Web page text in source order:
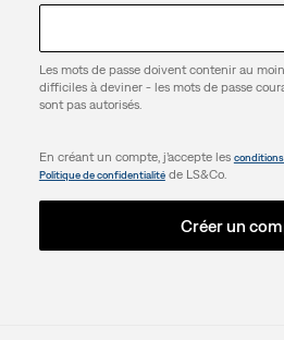
Les mots de passe doivent contenir au
difficiles à deviner - les mots de passe
sont pas autorisés.
En créant un compte, j’accepte les
Politique de confidentialitéde LS&Co.
Créer un